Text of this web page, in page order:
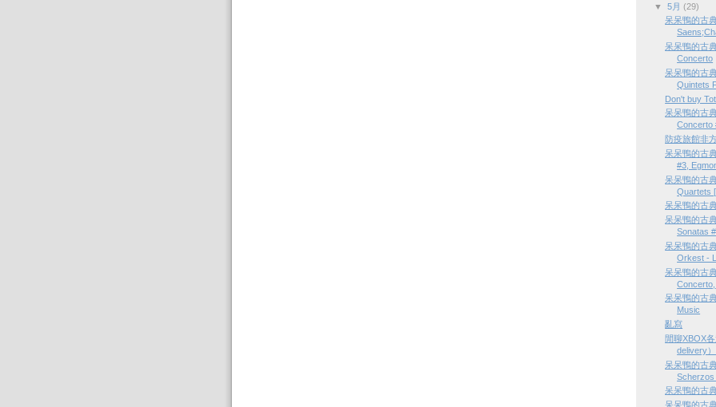
▼ 5月 (29)
呆呆鴨的古
呆呆鴨的古
Concerto
呆呆鴨的古
Quintets
Don't buy
呆呆鴨的古
Concerto
防疫旅館非
呆呆鴨的古
#3,
呆呆鴨的古
Quartets
呆呆鴨的古
呆呆鴨的古
Sonatas
呆呆鴨的古
Orkest -
呆呆鴨的古
Concerto,
呆呆鴨的古
Music
亂寫
閒聊XBOX
delivery
呆呆鴨的古
Scherzos
呆呆鴨的古
呆呆鴨的古